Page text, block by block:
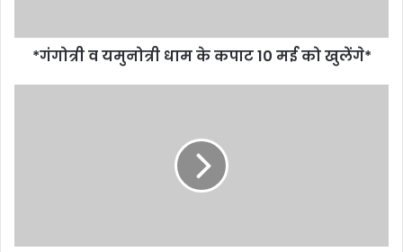
*गंगोत्री व यमुनोत्री धाम के कपाट 10 मई को खुलेंगे*